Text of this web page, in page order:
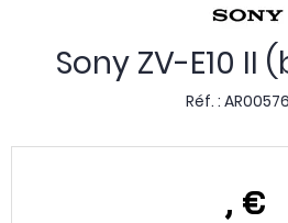
Sony ZV-E10 II
Réf. :
, €